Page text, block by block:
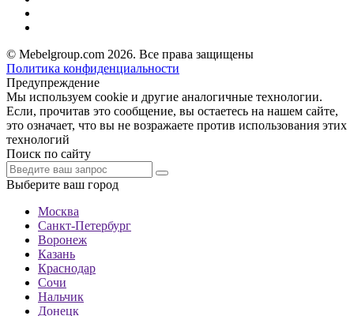
© Mebelgroup.com 2026. Все права защищены
Политика конфиденциальности
Предупреждение
Мы используем cookie и другие аналогичные технологии.
Если, прочитав это сообщение, вы остаетесь на нашем сайте,
это означает, что вы не возражаете против использования этих
технологий
Поиск по сайту
Выберите ваш город
Москва
Санкт-Петербург
Воронеж
Казань
Краснодар
Сочи
Нальчик
Донецк